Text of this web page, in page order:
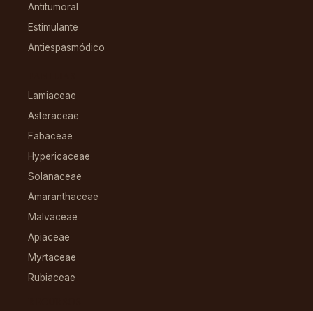
Antitumoral
Estimulante
Antiespasmódico
Lamiaceae
Asteraceae
Fabaceae
Hypericaceae
Solanaceae
Amaranthaceae
Malvaceae
Apiaceae
Myrtaceae
Rubiaceae